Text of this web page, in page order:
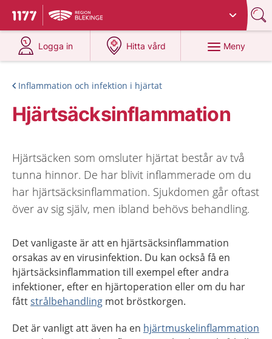
Till startsidan för 1177
Du har valt region
Logga in
på 1177.se
Hitta vård
på 1177.se
Meny
Inflammation och infektion i hjärtat
Hjärtsäcksinflammation
Hjärtsäcken som omsluter hjärtat består av två
tunna hinnor. De har blivit inflammerade om du
har hjärtsäcksinflammation. Sjukdomen går oftast
över av sig själv, men ibland behövs behandling.
Det vanligaste är att en hjärtsäcksinflammation
orsakas av en virusinfektion. Du kan också få en
hjärtsäcksinflammation till exempel efter andra
infektioner, efter en hjärtoperation eller om du har
fåttstrålbehandling mot bröstkorgen.
Det är vanligt att även ha en hjärtmuskelinflammation